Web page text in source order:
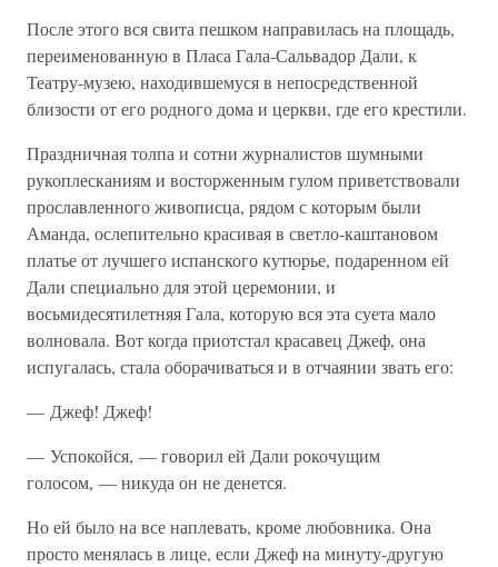
После этого вся свита пешком направилась на площадь,
переименованную в Пласа Гала-Сальвадор Дали, к
Театру-музею, находившемуся в непосредственной
близости от его родного дома и церкви, где его крестили.
Праздничная толпа и сотни журналистов шумными
рукоплесканиям и восторженным гулом приветствовали
прославленного живописца, рядом с которым были
Аманда, ослепительно красивая в светло-каштановом
платье от лучшего испанского кутюрье, подаренном ей
Дали специально для этой церемонии, и
восьмидесятилетняя Гала, которую вся эта суета мало
волновала. Вот когда приотстал красавец Джеф, она
испугалась, стала оборачиваться и в отчаянии звать его:
— Джеф! Джеф!
— Успокойся, — говорил ей Дали рокочущим
голосом, — никуда он не денется.
Но ей было на все наплевать, кроме любовника. Она
просто менялась в лице, если Джеф на минуту-другую